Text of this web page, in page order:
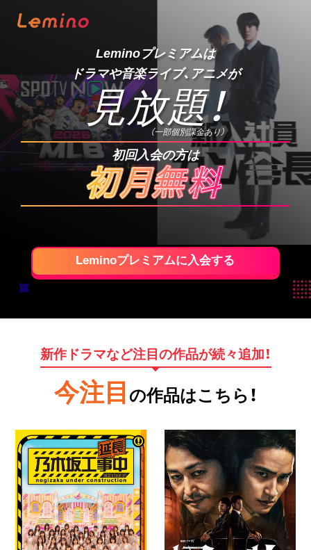
Leminoプレミアムは
ドラマや音楽ライブ、アニメが
見放題！
（一部個別課金あり）
初回入会の方は
Leminoプレミアムに入会する
新作ドラマなど注目の作品が続々追加！
今注目 の作品はこちら！